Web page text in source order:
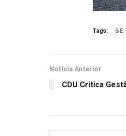
Tags: BE
Notícia Anterior
CDU Critica